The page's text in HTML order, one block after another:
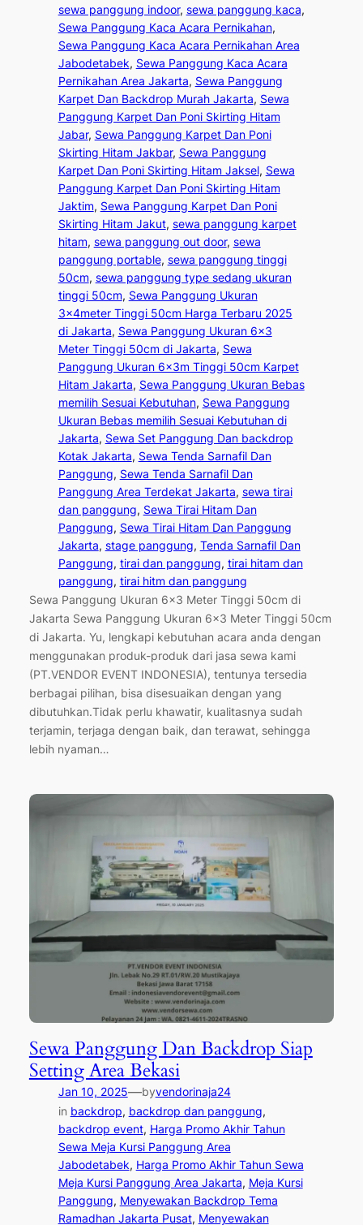
sewa panggung indoor, sewa panggung kaca
Sewa Panggung Kaca Acara Pernikahan
Sewa Panggung Kaca Acara Pernikahan Area
Jabodetabek, Sewa Panggung Kaca Acara
Pernikahan Area Jakarta, Sewa Panggung
Karpet Dan Backdrop Murah Jakarta, Sewa
Panggung Karpet Dan Poni Skirting Hitam
Jabar, Sewa Panggung Karpet Dan Poni
Skirting Hitam Jakbar, Sewa Panggung
Karpet Dan Poni Skirting Hitam Jaksel, Sewa
Panggung Karpet Dan Poni Skirting Hitam
Jaktim, Sewa Panggung Karpet Dan Poni
Skirting Hitam Jakut, sewa panggung karpet
hitam, sewa panggung out door, sewa
panggung portable, sewa panggung tinggi
50cm, sewa panggung type sedang ukuran
tinggi 50cm, Sewa Panggung Ukuran
3x4meter Tinggi 50cm Harga Terbaru 2025
di Jakarta, Sewa Panggung Ukuran 6×3
Meter Tinggi 50cm di Jakarta, Sewa
Panggung Ukuran 6x3m Tinggi 50cm Karpet
Hitam Jakarta, Sewa Panggung Ukuran Bebas
memilih Sesuai Kebutuhan, Sewa Panggung
Ukuran Bebas memilih Sesuai Kebutuhan di
Jakarta, Sewa Set Panggung Dan backdrop
Kotak Jakarta, Sewa Tenda Sarnafil Dan
Panggung, Sewa Tenda Sarnafil Dan
Panggung Area Terdekat Jakarta, sewa tirai
dan panggung, Sewa Tirai Hitam Dan
Panggung, Sewa Tirai Hitam Dan Panggung
Jakarta, stage panggung, Tenda Sarnafil Dan
Panggung, tirai dan panggung, tirai hitam dan
panggung, tirai hitm dan panggung
Sewa Panggung Ukuran 6×3 Meter Tinggi 50cm di
Jakarta Sewa Panggung Ukuran 6×3 Meter Tinggi 50cm
di Jakarta. Yu, lengkapi kebutuhan acara anda dengan
menggunakan produk-produk dari jasa sewa kami
(PT.VENDOR EVENT INDONESIA), tentunya tersedia
berbagai pilihan, bisa disesuaikan dengan yang
dibutuhkan.Tidak perlu khawatir, kualitasnya sudah
terjamin, terjaga dengan baik, dan terawat, sehingga
lebih nyaman…
Sewa Panggung Dan Backdrop Siap
Setting Area Bekasi
Jan 10, 2025—byvendorinaja24
in backdrop, backdrop dan panggung
backdrop event, Harga Promo Akhir Tahun
Sewa Meja Kursi Panggung Area
Jabodetabek, Harga Promo Akhir Tahun Sewa
Meja Kursi Panggung Area Jakarta, Meja Kursi
Panggung, Menyewakan Backdrop Tema
Ramadhan Jakarta Pusat, Menyewakan